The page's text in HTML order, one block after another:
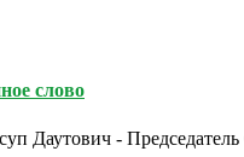
слово
Даутович - Председатель